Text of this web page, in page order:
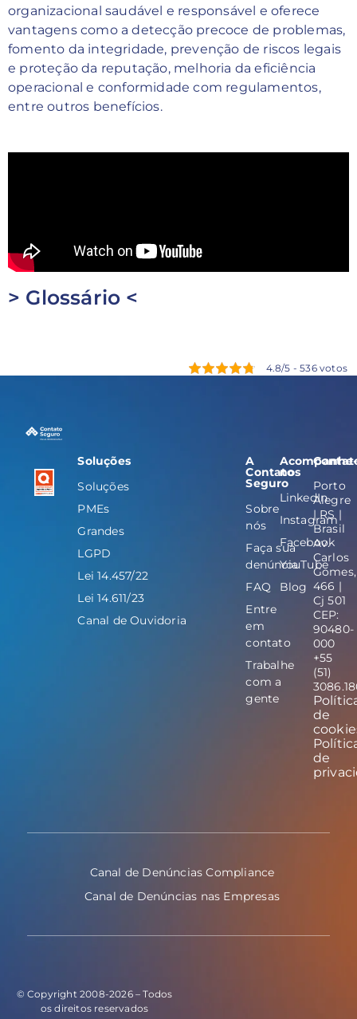
organizacional saudável e responsável e oferece
vantagens como a detecção precoce de problemas,
fomento da integridade, prevenção de riscos legais
e proteção da reputação, melhoria da eficiência
operacional e conformidade com regulamentos,
entre outros benefícios.
> Glossário <
4.8/5 - 536 votos
Soluções
Soluções
PMEs
Grandes
LGPD
Lei 14.457/22
Lei 14.611/23
Canal de Ouvidoria
A
Contato
Seguro
Sobre
nós
Faça sua
denúncia
FAQ
Entre
em
contato
Trabalhe
com a
gente
Acompanhe-
nos
LinkedIn
Instagram
Facebook
YouTube
Blog
Porto
Alegre
| RS |
Brasil
Av.
Carlos
Gomes,
466 |
Cj 501
CEP:
90480-
000
+55
(51)
de
de
Canal de Denúncias Compliance
Canal de Denúncias nas Empresas
© Copyright 2008-2026 – Todos
os direitos reservados